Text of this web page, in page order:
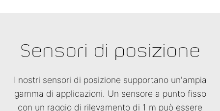
Sensori di posizione
I nostri sensori di posizione supportano un'ampia
gamma di applicazioni. Un sensore a punto fisso
con un raggio di rilevamento di 1 m può essere